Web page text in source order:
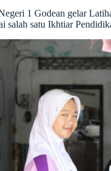
1 Godean gelar
salah satu Ikhtiar